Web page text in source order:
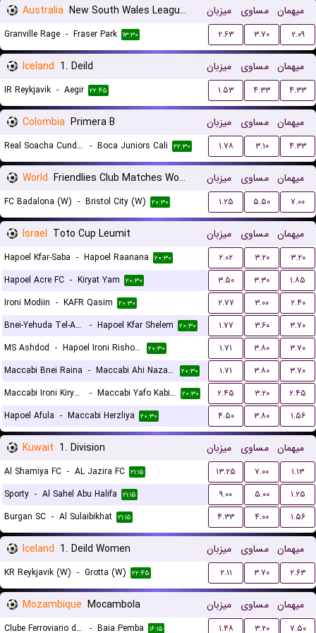
Australia New South Wales League 2 میزبان مساوی میهمان
Granville Rage - Fraser Park ۱۳:۳۰ ۲.۶۳ ۳.۷۰ ۲.۰۹
Iceland 1. Deild میزبان مساوی میهمان
IR Reykjavik - Aegir ۲۲:۴۵ ۱.۵۳ ۴.۳۳ ۴.۳۳
Colombia Primera B میزبان مساوی میهمان
Real Soacha Cundinamarca - Boca Juniors Cali ۲۲:۳۰ ۱.۷۸ ۳.۱۰ ۴.۳۳
World Friendlies Club Matches Women میزبان مساوی میهمان
FC Badalona (W) - Bristol City (W) ۲۰:۳۰ ۱.۲۵ ۵.۵۰ ۷.۰۰
Israel Toto Cup Leumit میزبان مساوی میهمان
Hapoel Kfar-Saba - Hapoel Raanana ۲۰:۳۰ ۲.۰۲ ۳.۲۰
۳.۲۰
Hapoel Acre FC - Kiryat Yam ۲۰:۳۰ ۳.۵۰ ۳.۳۰
۱.۸۵
Ironi Modiin - KAFR Qasim ۲۰:۳۰ ۲.۷۷ ۳.۰۰
۲.۴۰
Bnei-Yehuda Tel-Aviv
- Hapoel Kfar Shelem ۲۰:۳۰ ۱.۷۷ ۳.۶۰
۳.۷۰
MS Ashdod - Hapoel Ironi Rishon Lezion ۲۰:۳۰ ۱.۷۱ ۳.۸۰
۳.۷۰
Maccabi Bnei Raina - Maccabi Ahi Nazareth FC ۲۰:۳۰ ۱.۷۱ ۳.۸۰
۳.۷۰
Maccabi Ironi Kiryat Gat
- Maccabi Yafo Kabilyo ۲۰:۳۰ ۲.۴۵ ۳.۲۰
۲.۴۵
Hapoel Afula - Maccabi Herzliya ۲۰:۳۰ ۴.۵۰ ۳.۸۰ ۱.۵۶
Kuwait 1. Division میزبان مساوی میهمان
Al Shamiya FC - AL Jazira FC ۲۱:۱۵ ۱۳.۲۵ ۷.۰۰
۱.۱۳
Sporty - Al Sahel Abu Halifa ۲۱:۱۵ ۹.۰۰ ۵.۰۰
۱.۲۵
Burgan SC - Al Sulaibikhat ۲۱:۱۵ ۴.۳۳ ۴.۰۰ ۱.۵۶
Iceland 1. Deild Women میزبان مساوی میهمان
KR Reykjavik (W) - Grotta (W) ۲۲:۴۵ ۲.۱۱ ۳.۷۰ ۲.۶۳
Mozambique Mocambola میزبان مساوی میهمان
Clube Ferroviario de Maputo - Baia Pemba ۱۶:۱۵ ۱.۴۸ ۳.۲۰ ۷.۵۰